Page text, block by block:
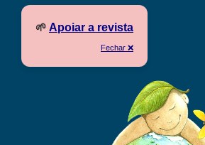
🌱 Apoiar a revista
Fechar ❌